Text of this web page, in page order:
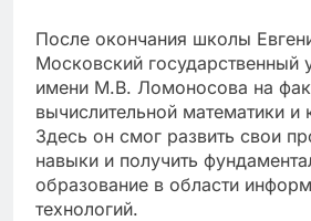
После окончания школы
Московский государственный
имени М.В. Ломоносова на
вычислительной математики и
Здесь он смог развить свои
навыки и получить
образование в области
технологий.